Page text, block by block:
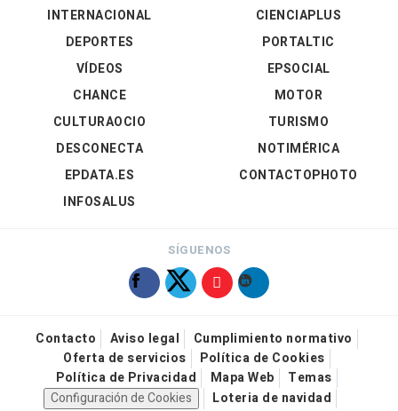
INTERNACIONAL
DEPORTES
VÍDEOS
CIENCIAPLUS
PORTALTIC
EPSOCIAL
CHANCE
CULTURAOCIO
DESCONECTA
EPDATA.ES
INFOSALUS
MOTOR
TURISMO
NOTIMÉRICA
CONTACTOPHOTO
SÍGUENOS
Contacto Aviso legal
Cumplimiento normativo
Oferta de servicios
Política de Cookies
Política de Privacidad
Mapa Web
Temas
Configuración de Cookies
Loteria de navidad